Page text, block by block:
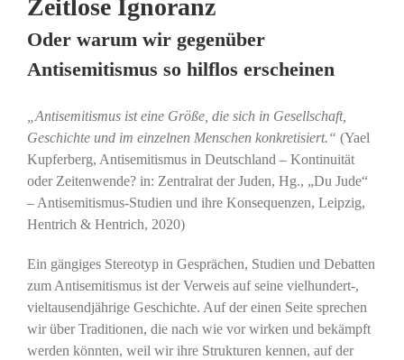
Zeitlose Ignoranz
Oder warum wir gegenüber
Antisemitismus so hilflos erscheinen
„Antisemitismus ist eine Größe, die sich in Gesellschaft,
Geschichte und im einzelnen Menschen konkretisiert.“ (Yael
Kupferberg, Antisemitismus in Deutschland – Kontinuität
oder Zeitenwende? in: Zentralrat der Juden, Hg., „Du Jude“
– Antisemitismus-Studien und ihre Konsequenzen, Leipzig,
Hentrich & Hentrich, 2020)
Ein gängiges Stereotyp in Gesprächen, Studien und Debatten
zum Antisemitismus ist der Verweis auf seine vielhundert-,
vieltausendjährige Geschichte. Auf der einen Seite sprechen
wir über Traditionen, die nach wie vor wirken und bekämpft
werden könnten, weil wir ihre Strukturen kennen, auf der